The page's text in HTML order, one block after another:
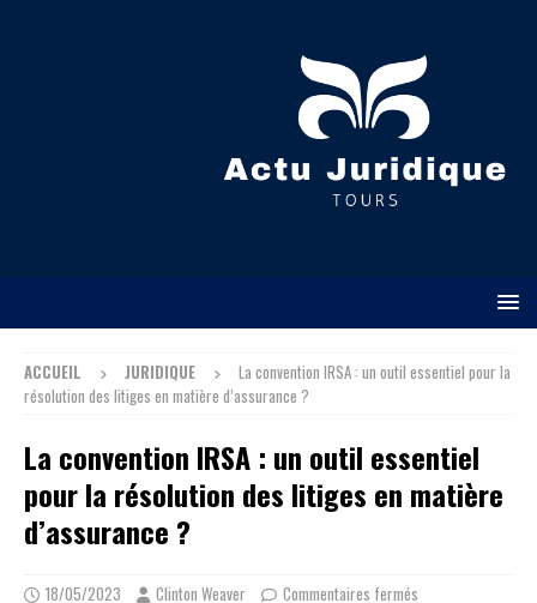
ACCUEIL JURIDIQUE
La convention IRSA : un outil essentiel pour la
résolution des litiges en matière d’assurance ?
La convention IRSA : un outil essentiel
pour la résolution des litiges en matière
d’assurance ?
18/05/2023 Clinton Weaver Commentaires fermés